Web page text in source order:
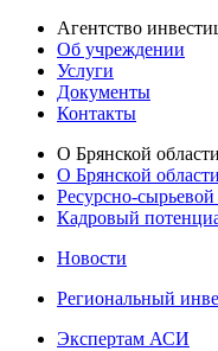
Агентство
Об учреждении
Услуги
Документы
Контакты
О Брянской области
О Брянской области
Ресурсно-
Кадровый
Новости
Региональный
Экспертам АСИ